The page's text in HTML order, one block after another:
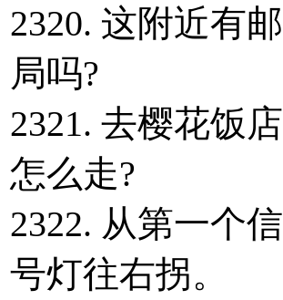
2320. 这附近有邮
局吗?
2321. 去樱花饭店
怎么走?
2322. 从第一个信
号灯往右拐。